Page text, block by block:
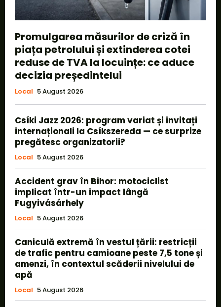
Promulgarea măsurilor de criză în
piața petrolului și extinderea cotei
reduse de TVA la locuințe: ce aduce
decizia președintelui
Local 5 August 2026
Csíki Jazz 2026: program variat și invitați
internaționali la Csíkszereda — ce surprize
pregătesc organizatorii?
Local 5 August 2026
Accident grav în Bihor: motociclist
implicat într-un impact lângă
Fugyivásárhely
Local 5 August 2026
Caniculă extremă în vestul țării: restricții
de trafic pentru camioane peste 7,5 tone și
amenzi, în contextul scăderii nivelului de
apă
Local 5 August 2026